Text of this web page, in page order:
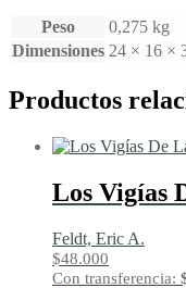
Peso
0,275 kg
Dimensiones 24 × 16 ×
Productos
Los Vigías
Feldt, Eric A.
$48.000
Con transferencia: